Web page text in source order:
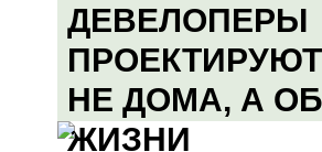
ДЕВЕЛОПЕРЫ
ПРОЕКТИРУЮТ
НЕ ДОМА, А
ЖИЗНИ